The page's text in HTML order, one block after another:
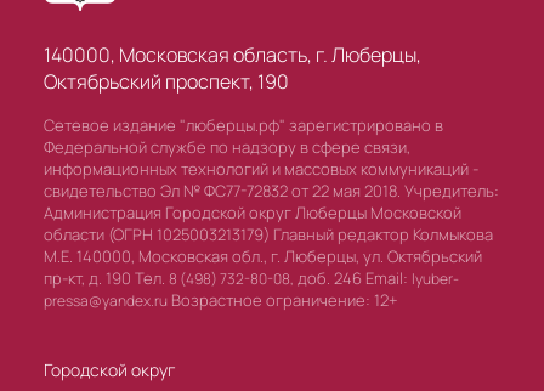
140000, Московская область, г. Люберцы,
Октябрьский проспект, 190
Сетевое издание "люберцы.рф" зарегистрировано в
Федеральной службе по надзору в сфере связи,
информационных технологий и массовых коммуникаций -
свидетельство Эл № ФС77-72832 от 22 мая 2018. Учредитель:
Администрация Городской округ Люберцы Московской
области (ОГРН 1025003213179) Главный редактор Колмыкова
М.Е. 140000, Московская обл., г. Люберцы, ул. Октябрьский
пр-кт, д. 190 Тел. 8 (498) 732-80-08, доб. 246 Email: lyuber-
pressa@yandex.ru Возрастное ограничение: 12+
Городской округ